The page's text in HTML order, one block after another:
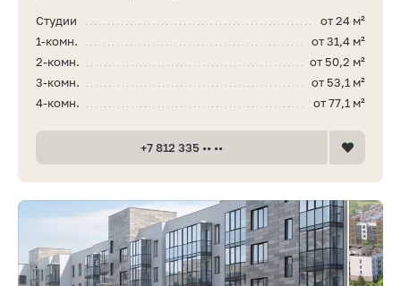
от 24 м²
Студии
от 31,4 м²
1-комн.
от 50,2 м²
2-комн.
от 53,1 м²
3-комн.
от 77,1 м²
4-комн.
+7 812 335 •• ••